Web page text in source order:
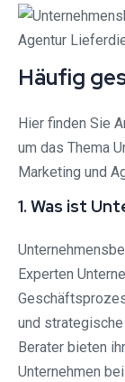
Häufig
Hier finden Sie
um das Thema
Marketing und
1. Was ist
Experten
und
Berater bieten
Unternehmen